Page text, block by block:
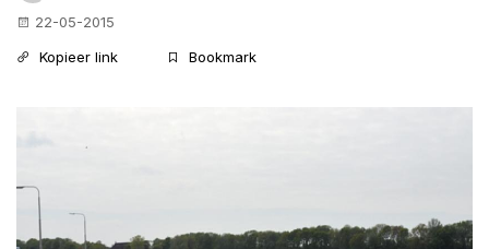
22-05-2015
Kopieer link
Bookmark